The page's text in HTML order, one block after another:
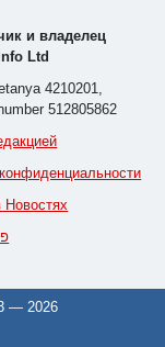
и владелец
Ltd
4210201,
512805862
Новостях
—2026